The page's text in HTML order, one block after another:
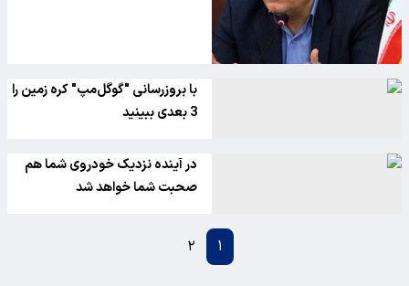
با بروزرسانی "گوگل‌مپ" کره زمین را
3 بعدی ببینید
در آینده نزدیک خودروی شما هم
صحبت شما خواهد شد
۱ ۲